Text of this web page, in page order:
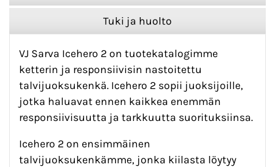
Tuki ja huolto
VJ Sarva Icehero 2 on tuotekatalogimme
ketterin ja responsiivisin nastoitettu
talvijuoksukenkä. Icehero 2 sopii juoksijoille,
jotka haluavat ennen kaikkea enemmän
responsiivisuutta ja tarkkuutta suorituksiinsa.
Icehero 2 on ensimmäinen
talvijuoksukenkämme, jonka kiilasta löytyy